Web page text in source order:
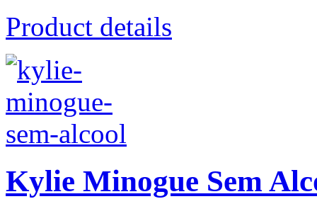
Product details
Kylie Minogue Sem